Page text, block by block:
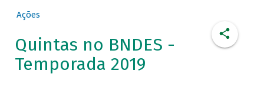
Ações
Quintas no BNDES -
Temporada 2019